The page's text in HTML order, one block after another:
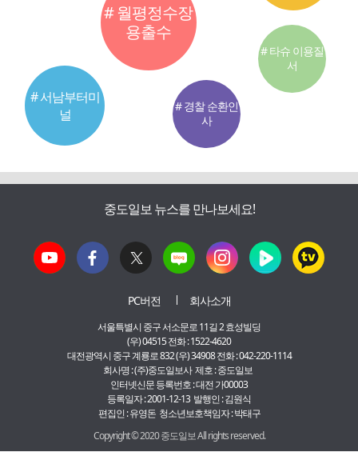
# 월평정수장
용출수
# 서남부터미
널
# 경찰 순환인
사
# 타슈 이용질
서
중도일보 뉴스를 만나보세요!
PC버전 회사소개
서울특별시 중구 서소문로 11길 2 효성빌딩
(우) 04515 전화 : 1522-4620
대전광역시 중구 계룡로 832 (우) 34908 전화 : 042-220-1114
회사명 : (주)중도일보사 제호 : 중도일보
인터넷신문 등록번호 : 대전 가00003
등록일자 : 2001-12-13 발행인 : 김원식
편집인 : 유영돈 청소년보호책임자 : 박태구
Copyright © 2020 중도일보 All rights reserved.